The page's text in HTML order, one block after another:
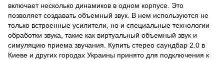
включает несколько динамиков в одном корпусе. Это
позволяет создавать объемный звук. В нем используются не
только встроенные усилители, но и специальные технологии
обработки звука, такие как виртуальный объемный звук и
симуляцию приема звучания. Купить стерео саундбар 2.0 в
Киеве и других городах Украины принято для подключения к